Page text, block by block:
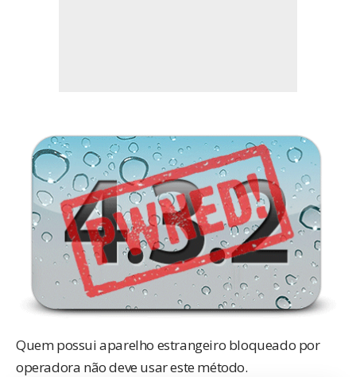
Quem possui aparelho estrangeiro bloqueado por
operadora não deve usar este método.